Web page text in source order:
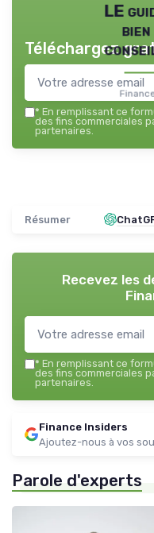
LE
Téléchargez
* En remplissant ce
des fins commerciales
partenaires.
Résumer
Recevez les
* En remplissant ce
des fins commerciales
partenaires.
Finance Insiders
Ajoutez-nous à vos
Parole d'experts